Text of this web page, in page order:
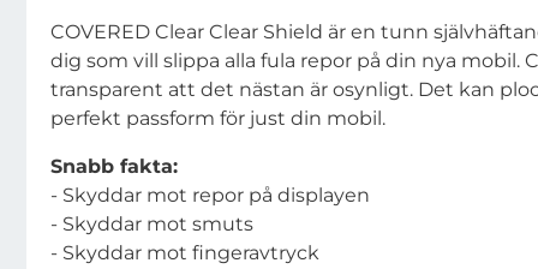
COVERED Clear Clear Shield är en tunn
dig som vill slippa alla fula repor på din nya mobil.
transparent att det nästan är osynligt. Det kan
perfekt passform för just din mobil.
Snabb fakta:
- Skyddar mot repor på displayen
- Skyddar mot smuts
- Skyddar mot fingeravtryck